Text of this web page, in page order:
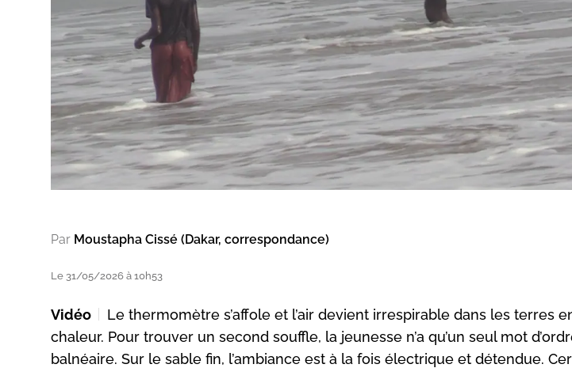
Par Moustapha Cissé (Dakar, correspondance)
Le 31/05/2026 à 10h53
Vidéo
Le thermomètre s’affole et l’air devient irrespirable dans les terres
chaleur. Pour trouver un second souffle, la jeunesse n’a qu’un seul mot
balnéaire. Sur le sable fin, l’ambiance est à la fois électrique et détendue.